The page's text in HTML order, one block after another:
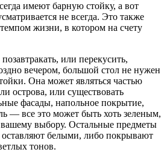
имеют барную стойку, а вот
не всегда. Это также
жизни, в котором на счету
или перекусить,
вечером, большой стол не нужен
Она может являться частью
острова, или существовать
фасады, напольное покрытие,
— все это может быть хоть зеленым,
выбору. Остальные предметы
белыми, либо покрывают
тонов.